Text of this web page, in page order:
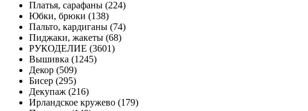
Платья, сарафаны (224)
Юбки, брюки (138)
Пальто, кардиганы (74)
Пиджаки, жакеты (68)
РУКОДЕЛИЕ (3601)
Вышивка (1245)
Декор (509)
Бисер (295)
Декупаж (216)
Ирландское кружево (179)